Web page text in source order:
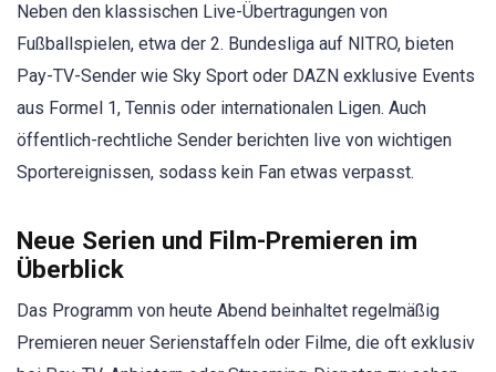
Neben den klassischen Live-Übertragungen von
Fußballspielen, etwa der 2. Bundesliga auf NITRO, bieten
Pay-TV-Sender wie Sky Sport oder DAZN exklusive Events
aus Formel 1, Tennis oder internationalen Ligen. Auch
öffentlich-rechtliche Sender berichten live von wichtigen
Sportereignissen, sodass kein Fan etwas verpasst.
Neue Serien und Film-Premieren im
Überblick
Das Programm von heute Abend beinhaltet regelmäßig
Premieren neuer Serienstaffeln oder Filme, die oft exklusiv